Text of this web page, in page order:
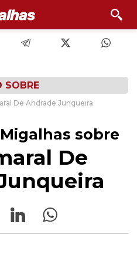
SOBRE
De Andrade Junqueira
sobre
De